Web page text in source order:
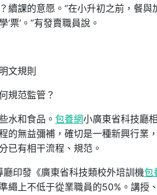
課的意愿。“在小升初之前，餐與
票’。”有發賣職員說。
文規則
規范監管？
水和食品。 包養網小廣東省科技廳
的無益彌補，確切是一種新興行業
已有相干流程、規范。
印發《廣東省科技類校外培訓機包
繩上不低于從業職員的50%。講授